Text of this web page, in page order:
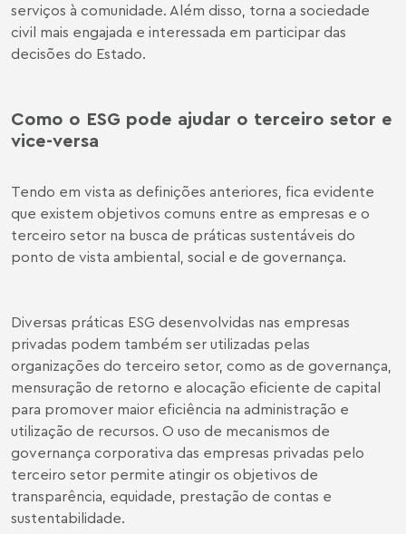
serviços à comunidade. Além disso, torna a sociedade
civil mais engajada e interessada em participar das
decisões do Estado.
Como o ESG pode ajudar o terceiro setor e
vice-versa
Tendo em vista as definições anteriores, fica evidente
que existem objetivos comuns entre as empresas e o
terceiro setor na busca de práticas sustentáveis do
ponto de vista ambiental, social e de governança.
Diversas práticas ESG desenvolvidas nas empresas
privadas podem também ser utilizadas pelas
organizações do terceiro setor, como as de governança,
mensuração de retorno e alocação eficiente de capital
para promover maior eficiência na administração e
utilização de recursos. O uso de mecanismos de
governança corporativa das empresas privadas pelo
terceiro setor permite atingir os objetivos de
transparência, equidade, prestação de contas e
sustentabilidade.